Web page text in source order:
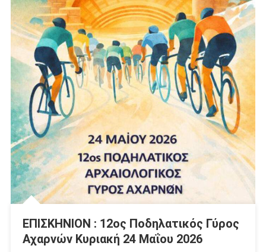
ΕΠΙΣΚΗΝΙΟΝ : 12ος Ποδηλατικός Γύρος
Αχαρνών Κυριακή 24 Μαΐου 2026